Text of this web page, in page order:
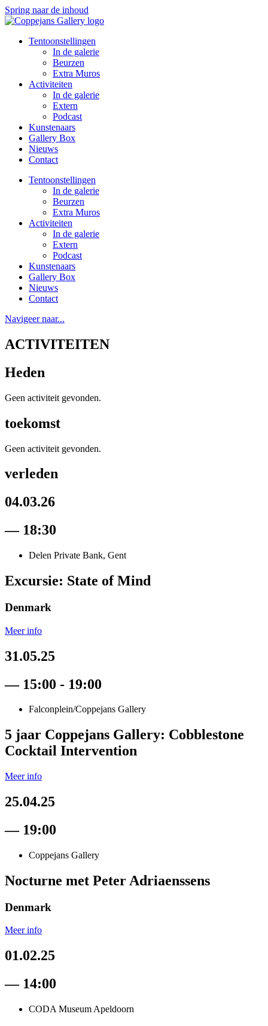
Spring naar de inhoud
Tentoonstellingen
In de galerie
Beurzen
Extra Muros
Activiteiten
In de galerie
Extern
Podcast
Kunstenaars
Gallery Box
Nieuws
Contact
Tentoonstellingen
In de galerie
Beurzen
Extra Muros
Activiteiten
In de galerie
Extern
Podcast
Kunstenaars
Gallery Box
Nieuws
Contact
Navigeer naar...
ACTIVITEITEN
Heden
Geen activiteit gevonden.
toekomst
Geen activiteit gevonden.
verleden
04.03.26
— 18:30
Delen Private Bank, Gent
Excursie: State of Mind
Denmark
Meer info
31.05.25
— 15:00 - 19:00
Falconplein/Coppejans Gallery
5 jaar Coppejans Gallery: Cobblestone
Cocktail Intervention
Meer info
25.04.25
— 19:00
Coppejans Gallery
Nocturne met Peter Adriaenssens
Denmark
Meer info
01.02.25
— 14:00
CODA Museum Apeldoorn